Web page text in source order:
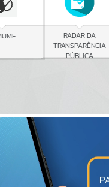
RADAR DA
TRANSPARÊNCIA
PÚBLICA